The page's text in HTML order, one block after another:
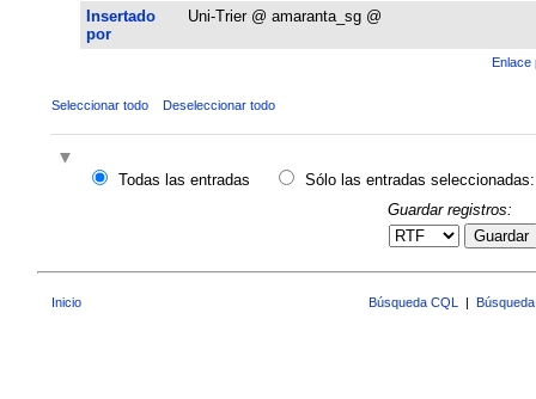
Insertado
por
Uni-Trier @ amaranta_sg @
Enlace
Seleccionar todo Deseleccionar todo
Todas las entradas
Sólo las entradas seleccionadas:
Guardar registros:
Guardar
Inicio Búsqueda CQL